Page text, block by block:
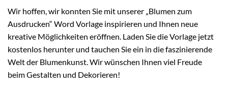
Wir hoffen, wir konnten Sie mit unserer „Blumen zum
Ausdrucken“ Word Vorlage inspirieren und Ihnen neue
kreative Möglichkeiten eröffnen. Laden Sie die Vorlage jetzt
kostenlos herunter und tauchen Sie ein in die faszinierende
Welt der Blumenkunst. Wir wünschen Ihnen viel Freude
beim Gestalten und Dekorieren!